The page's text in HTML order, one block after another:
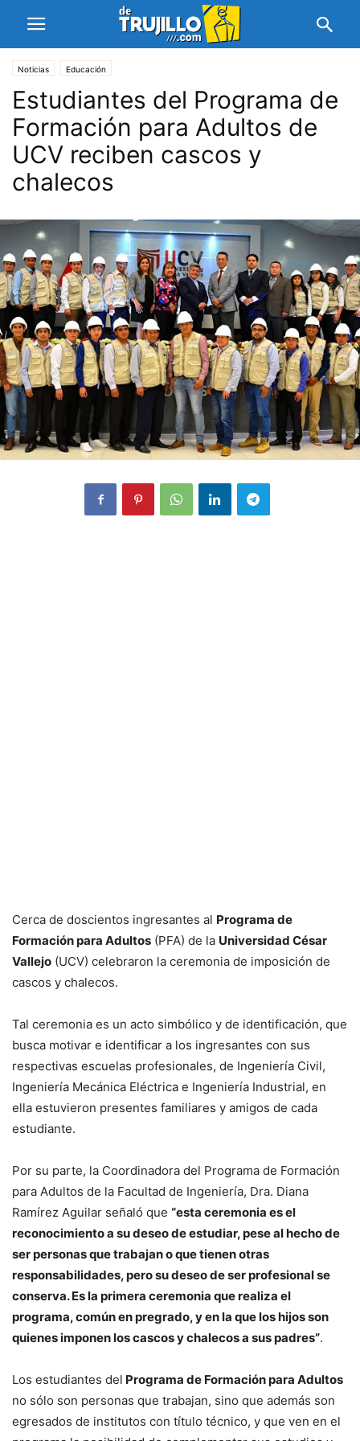
Noticias Educación
Estudiantes del Programa de
Formación para Adultos de
UCV reciben cascos y
chalecos
Cerca de doscientos ingresantes al Programa de
Formación para Adultos (PFA) de la Universidad César
Vallejo (UCV) celebraron la ceremonia de imposición de
cascos y chalecos.
Tal ceremonia es un acto simbólico y de identificación, que
busca motivar e identificar a los ingresantes con sus
respectivas escuelas profesionales, de Ingeniería Civil,
Ingeniería Mecánica Eléctrica e Ingeniería Industrial, en
ella estuvieron presentes familiares y amigos de cada
estudiante.
Por su parte, la Coordinadora del Programa de Formación
para Adultos de la Facultad de Ingeniería, Dra. Diana
Ramírez Aguilar señaló que “esta ceremonia es el
reconocimiento a su deseo de estudiar, pese al hecho de
ser personas que trabajan o que tienen otras
responsabilidades, pero su deseo de ser profesional se
conserva. Es la primera ceremonia que realiza el
programa, común en pregrado, y en la que los hijos son
quienes imponen los cascos y chalecos a sus padres”.
Los estudiantes del Programa de Formación para Adultos
no sólo son personas que trabajan, sino que además son
egresados de institutos con título técnico, y que ven en el